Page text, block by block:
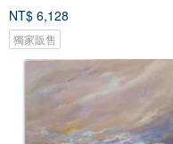
NT$ 6,128
獨家販售